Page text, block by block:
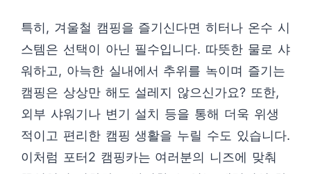
특히, 겨울철 캠핑을 즐기신다면 히터나 온수 시
스템은 선택이 아닌 필수입니다. 따뜻한 물로 샤
워하고, 아늑한 실내에서 추위를 녹이며 즐기는
캠핑은 상상만 해도 설레지 않으신가요? 또한,
외부 샤워기나 변기 설치 등을 통해 더욱 위생
적이고 편리한 캠핑 생활을 누릴 수도 있습니다.
이처럼 포터2 캠핑카는 여러분의 니즈에 맞춰